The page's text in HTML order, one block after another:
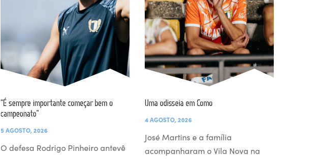
“É sempre importante começar bem o
campeonato”
5 AGOSTO, 2026
O defesa Rodrigo Pinheiro antevê
Uma odisseia em Como
4 AGOSTO, 2026
José Martins e a família
acompanharam o Vila Nova na